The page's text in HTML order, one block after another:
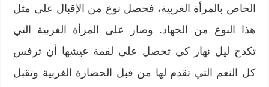
الخاص بالمرأة الغربية، فحصل نوع من الإقبال على مثل
هذا النوع من الجهاد. وصار على المرأة الغربية التي
تكدح ليل نهار كي تحصل على لقمة عيشها أن ترفس
كل النعم التي تقدم لها من قبل الحضارة الغربية وتقبل